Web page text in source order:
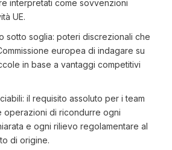
interpretati come sovvenzioni
UE.
sotto soglia: poteri discrezionali che
europea di indagare su
in base a vantaggi competitivi
il requisito assoluto per i team
operazioni di ricondurre ogni
e ogni rilievo regolamentare al
di origine.